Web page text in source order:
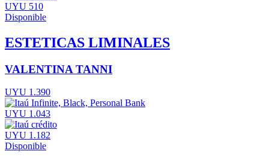
UYU 510
Disponible
ESTETICAS LIMINALES
VALENTINA TANNI
UYU 1.390
UYU 1.043
UYU 1.182
Disponible